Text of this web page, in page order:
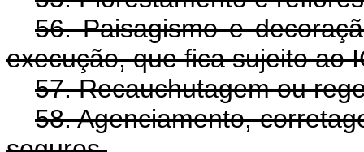
56. Paisagismo e
execução, que fica sujeito ao
57. Recauchutagem ou
58. Agenciamento,